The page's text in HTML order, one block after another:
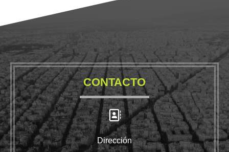
CONTACTO
Dirección